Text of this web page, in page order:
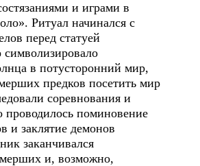
и играми в
Ритуал начинался с
перед статуей
в потусторонний мир,
предков посетить мир
соревнования и
проводилось поминовение
и заклятие демонов
заканчивался
и, возможно,